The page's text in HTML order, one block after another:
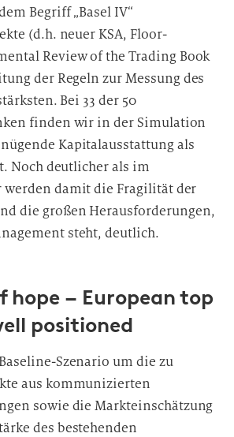
Begriff „Basel IV“
(d.h. neuer KSA, Floor-
Review of the Trading Book
der Regeln zur Messung des
Bei 33 der 50
finden wir in der Simulation
Kapitalausstattung als
Noch deutlicher als im
werden damit die Fragilität der
die großen Herausforderungen,
steht, deutlich.
hope – European top
positioned
Szenario um die zu
aus kommunizierten
sowie die Markteinschätzung
des bestehenden